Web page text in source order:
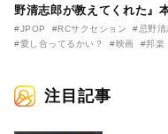
野清志郎が教えてくれた』
告映像とキービジュアルが
に解禁！ キヨシロー関連商
#JPOP #RCサクセション
#忌野清
#愛し合ってるかい？
#映画 #邦楽
注目記事